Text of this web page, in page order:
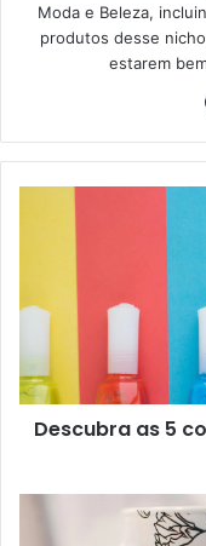
Moda e Beleza,
produtos desse
estarem
Descubra as 5